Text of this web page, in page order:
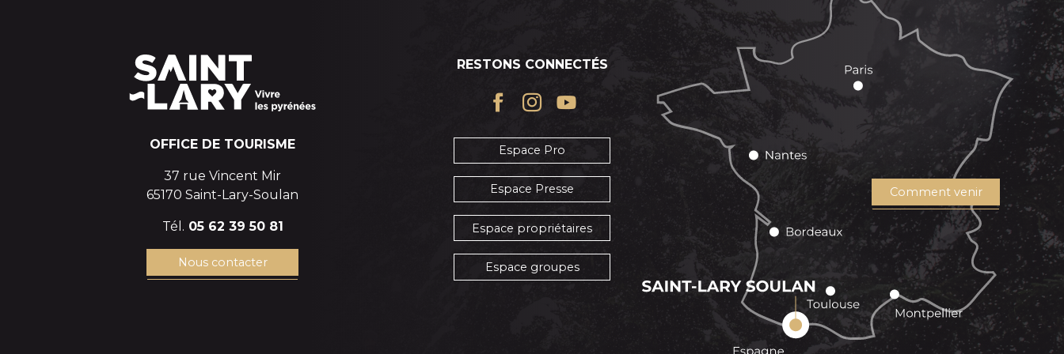
OFFICE DE TOURISME
37 rue Vincent Mir
65170 Saint-Lary-Soulan
Tél. 05 62 39 50 81
Nous contacter
RESTONS CONNECTÉS
Espace Pro
Espace Presse
Espace propriétaires
Espace groupes
Comment venir